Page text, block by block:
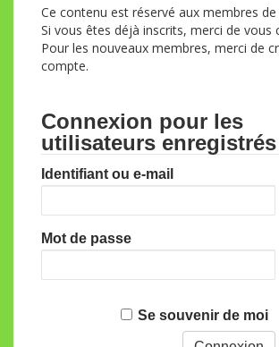
Ce contenu est réservé aux membres
Si vous êtes déjà inscrits, merci de vous
Pour les nouveaux membres, merci de
compte.
Connexion pour les
utilisateurs enregistrés
Identifiant ou e-mail
Mot de passe
Se souvenir de moi